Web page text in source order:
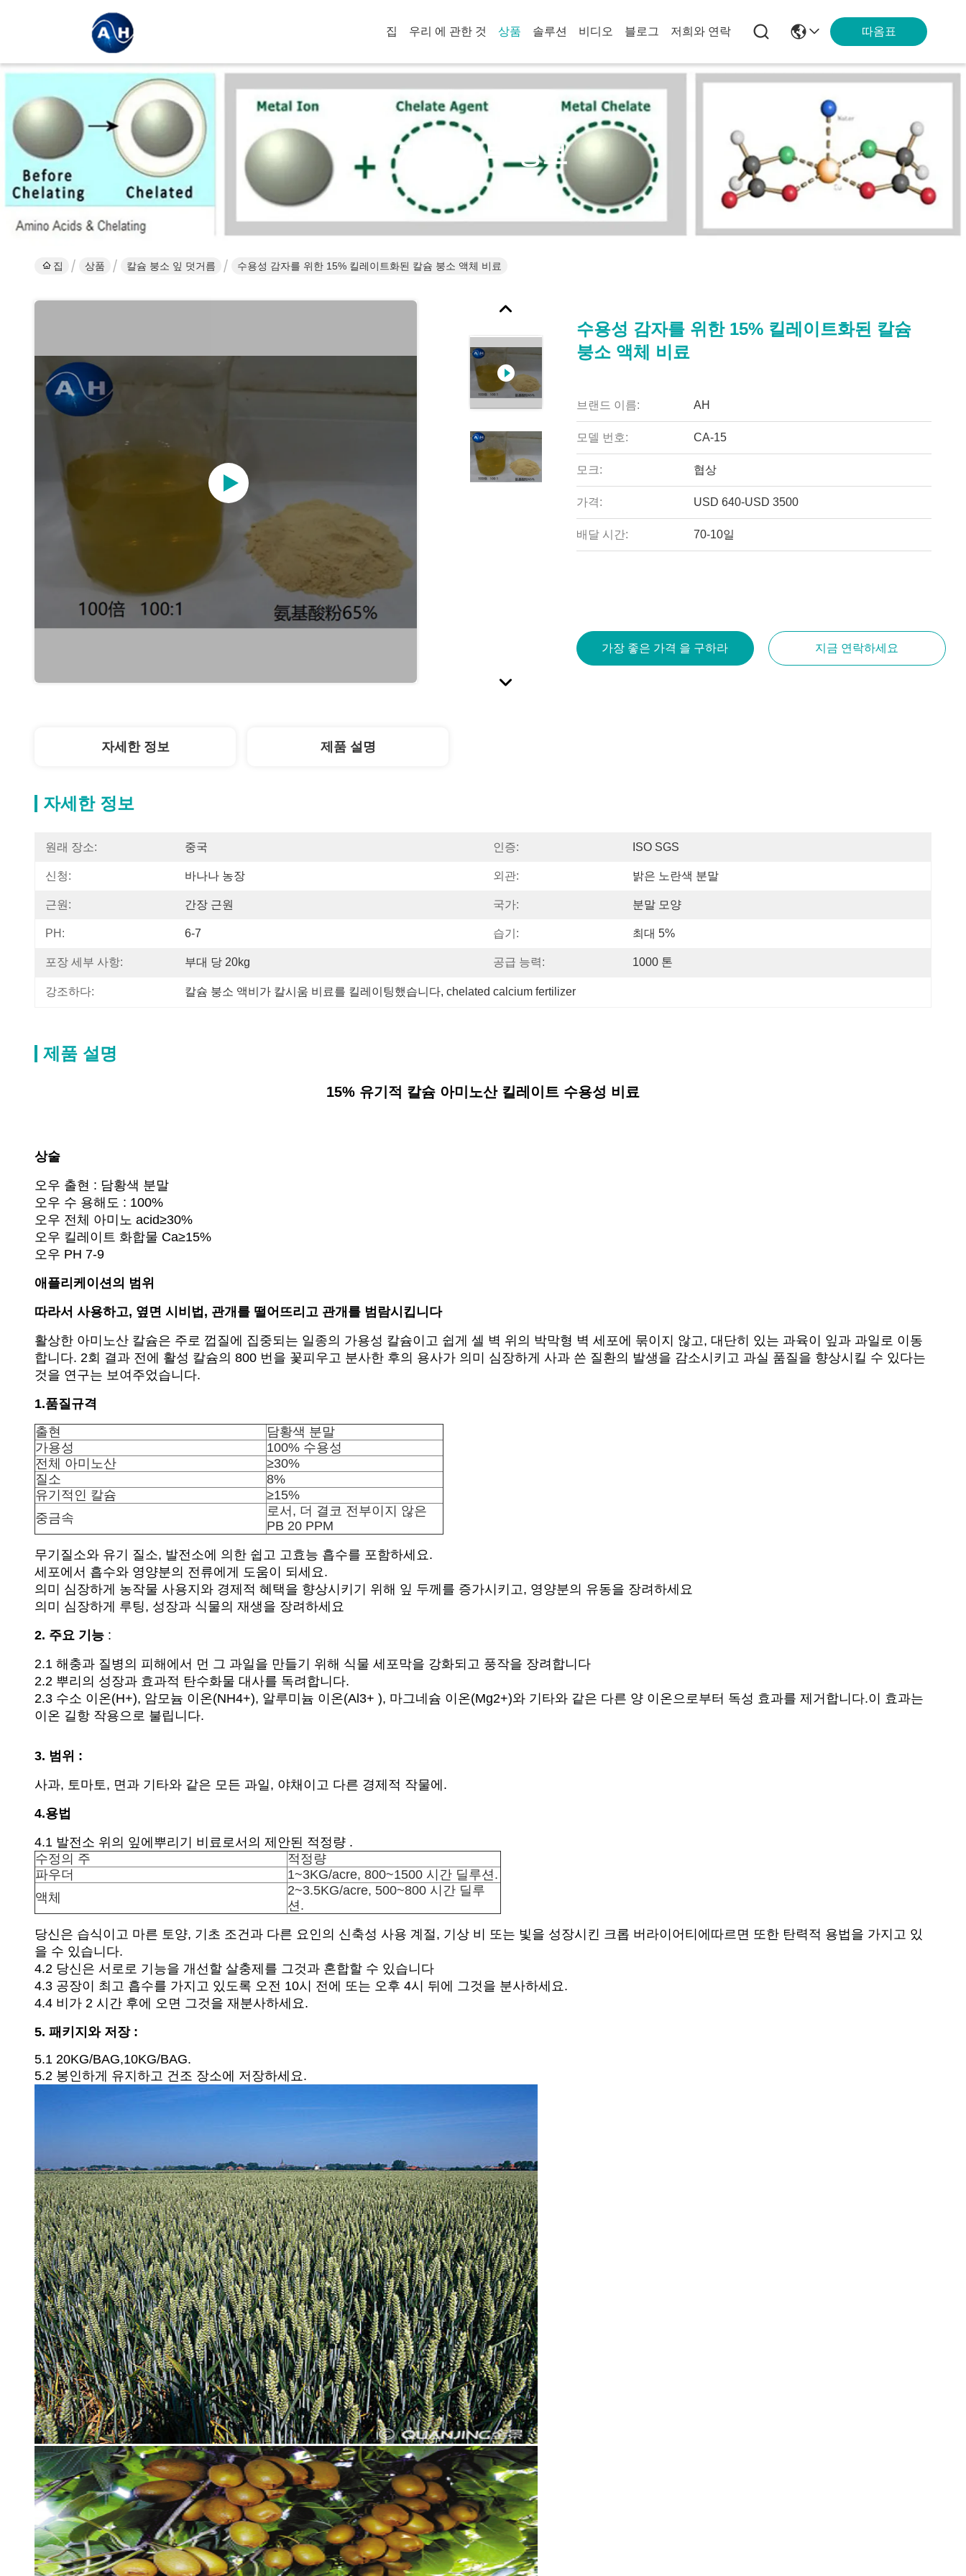
집 우리 에 관한 것 상품 솔루션 비디오 블로그 저희와 연락 따옴표
제품 세부 정보
집 상품 칼슘 붕소 잎 덧거름 수용성 감자를 위한 15% 킬레이트화된 칼슘 붕소 액체 비료
수용성 감자를 위한 15% 킬레이트화된 칼슘
붕소 액체 비료
브랜드 이름: AH
모델 번호: CA-15
모크: 협상
가격: USD 640-USD 3500
배달 시간: 70-10일
가장 좋은 가격 을 구하라 지금 연락하세요
자세한 정보 제품 설명
자세한 정보
원래 장소: 중국 인증: ISO SGS
신청: 바나나 농장 외관: 밝은 노란색 분말
근원: 간장 근원 국가: 분말 모양
PH: 6-7 습기: 최대 5%
포장 세부 사항: 부대 당 20kg 공급 능력: 1000 톤
강조하다: 칼슘 붕소 액비가 칼시움 비료를 킬레이팅했습니다, chelated calcium fertilizer
제품 설명
15% 유기적 칼슘 아미노산 킬레이트 수용성 비료
상술
오우 출현 : 담황색 분말
오우 수 용해도 : 100%
오우 전체 아미노 acid≥30%
오우 킬레이트 화합물 Ca≥15%
오우 PH 7-9
애플리케이션의 범위
따라서 사용하고, 옆면 시비법, 관개를 떨어뜨리고 관개를 범람시킵니다
활상한 아미노산 칼슘은 주로 껍질에 집중되는 일종의 가용성 칼슘이고 쉽게 셀 벽 위의 박막형 벽 세포에 묶이지 않고, 대단히 있는 과육이 잎과 과일로 이동
합니다. 2회 결과 전에 활성 칼슘의 800 번을 꽃피우고 분사한 후의 용사가 의미 심장하게 사과 쓴 질환의 발생을 감소시키고 과실 품질을 향상시킬 수 있다는
것을 연구는 보여주었습니다.
1.품질규격
출현
담황색 분말
가용성
100% 수용성
전체 아미노산
≥30%
질소
8%
유기적인 칼슘
≥15%
중금속
로서, 더 결코 전부이지 않은
PB 20 PPM
무기질소와 유기 질소, 발전소에 의한 쉽고 고효능 흡수를 포함하세요.
세포에서 흡수와 영양분의 전류에게 도움이 되세요.
의미 심장하게 농작물 사용지와 경제적 혜택을 향상시키기 위해 잎 두께를 증가시키고, 영양분의 유동을 장려하세요
의미 심장하게 루팅, 성장과 식물의 재생을 장려하세요
2. 주요 기능 :
2.1 해충과 질병의 피해에서 먼 그 과일을 만들기 위해 식물 세포막을 강화되고 풍작을 장려합니다
2.2 뿌리의 성장과 효과적 탄수화물 대사를 독려합니다.
2.3 수소 이온(H+), 암모늄 이온(NH4+), 알루미늄 이온(Al3+ ), 마그네슘 이온(Mg2+)와 기타와 같은 다른 양 이온으로부터 독성 효과를 제거합니다.이 효과는
이온 길항 작용으로 불립니다.
3. 범위 :
사과, 토마토, 면과 기타와 같은 모든 과일, 야채이고 다른 경제적 작물에.
4.용법
4.1 발전소 위의 잎에뿌리기 비료로서의 제안된 적정량 .
수정의 주
적정량
파우더
1~3KG/acre, 800~1500 시간 딜루션.
액체
2~3.5KG/acre, 500~800 시간 딜루
션.
당신은 습식이고 마른 토양, 기초 조건과 다른 요인의 신축성 사용 계절, 기상 비 또는 빛을 성장시킨 크롭 버라이어티에따르면 또한 탄력적 용법을 가지고 있
을 수 있습니다.
4.2 당신은 서로로 기능을 개선할 살충제를 그것과 혼합할 수 있습니다
4.3 공장이 최고 흡수를 가지고 있도록 오전 10시 전에 또는 오후 4시 뒤에 그것을 분사하세요.
4.4 비가 2 시간 후에 오면 그것을 재분사하세요.
5. 패키지와 저장 :
5.1 20KG/BAG,10KG/BAG.
5.2 봉인하게 유지하고 건조 장소에 저장하세요.